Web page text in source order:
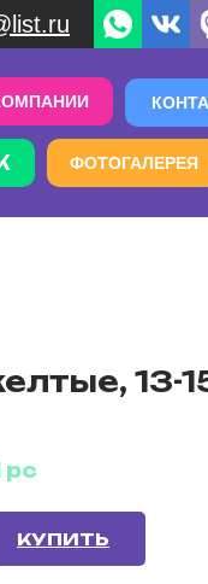
ФОТОГАЛЕРЕЯ
13-
pc
КУПИТЬ